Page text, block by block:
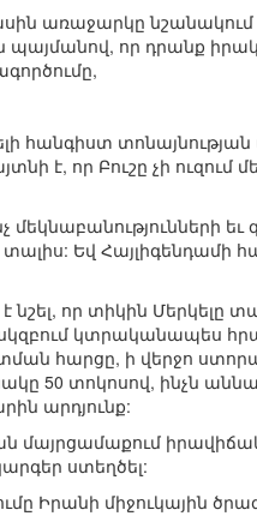
առաջարկը նշանակում
պայմանով, որ դրանք
հանգիստ տոնայնության
է, որ Բուշը չի ուզում
Եվ Հայլիգենդամի
նշել, որ տիկին
սկզբում կտրականապես
հարցը, ի վերջո
50 տոկոսով, ինչն
արդյունք:
մայրցամաքում
ստեղծել:
Իրանի միջուկային